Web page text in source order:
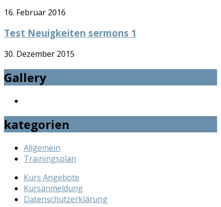
16. Februar 2016
Test Neuigkeiten sermons 1
30. Dezember 2015
Gallery
kategorien
Allgemein
Trainingsplan
Kurs Angebote
Kursanmeldung
Datenschutzerklärung